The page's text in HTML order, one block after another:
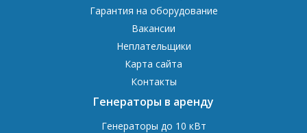
Гарантия на оборудование
Вакансии
Неплательщики
Карта сайта
Контакты
Генераторы в аренду
Генераторы до 10 кВт